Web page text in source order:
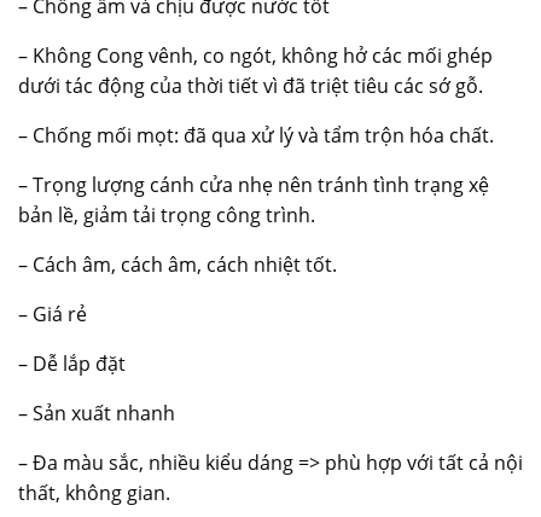
– Chống ẩm và chịu được nước tốt
– Không Cong vênh, co ngót, không hở các mối ghép
dưới tác động của thời tiết vì đã triệt tiêu các sớ gỗ.
– Chống mối mọt: đã qua xử lý và tẩm trộn hóa chất.
– Trọng lượng cánh cửa nhẹ nên tránh tình trạng xệ
bản lề, giảm tải trọng công trình.
– Cách âm, cách âm, cách nhiệt tốt.
– Giá rẻ
– Dễ lắp đặt
– Sản xuất nhanh
– Đa màu sắc, nhiều kiểu dáng => phù hợp với tất cả nội
thất, không gian.